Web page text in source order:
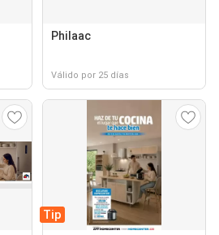
Philaac
Válido por 25 días
Tip